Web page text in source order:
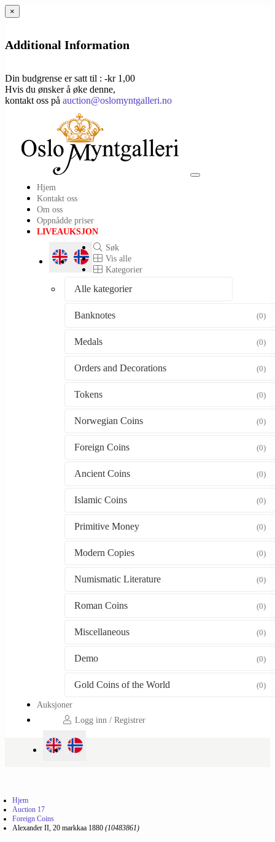
×
Additional Information
Din budgrense er satt til : -kr 1,00
Hvis du ønsker å øke denne,
kontakt oss på auction@oslomyntgalleri.no
Toggle
Hjem
Kontakt oss
Om oss
Oppnådde priser
LIVEAUKSJON
Søk
Vis alle
Kategorier
Alle kategorier
Banknotes (0)
Medals (0)
Orders and Decorations (0)
Tokens (0)
Norwegian Coins (0)
Foreign Coins (0)
Ancient Coins (0)
Islamic Coins (0)
Primitive Money (0)
Modern Copies (0)
Numismatic Literature (0)
Roman Coins (0)
Miscellaneous (0)
Demo (0)
Gold Coins of the World (0)
Auksjoner
Logg inn / Registrer
Hjem
Auction 17
Foreign Coins
Alexander II, 20 markkaa 1880 (10483861)